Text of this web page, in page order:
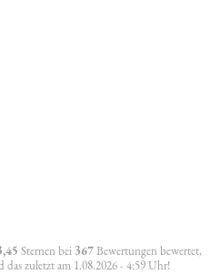
Sternen bei 367Bewertungen bewertet,
das zuletzt am 1.08.2026 - 4:59 Uhr!